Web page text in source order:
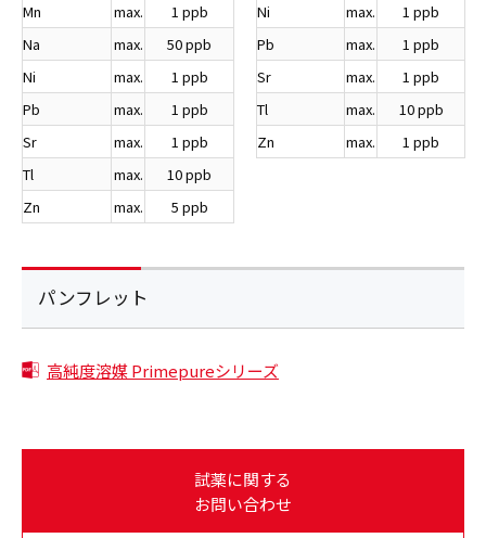
Mn
max. 1 ppb Ni max.
1 ppb
Na
max. 50 ppb Pb max.
1 ppb
Ni
max. 1 ppb Sr max.
1 ppb
Pb
max. 1 ppb Tl max.
10 ppb
Sr
max. 1 ppb Zn max.
1 ppb
Tl
max.
10 ppb
Zn
max. 5 ppb
パンフレット
高純度溶媒 Primepureシリーズ
試薬に関する
お問い合わせ